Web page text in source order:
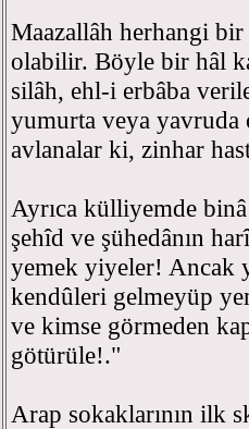
Maazallâh herhangi bir
olabilir. Böyle bir hâl
silâh, ehl-i erbâba
yumurta veya yavruda
avlanalar ki, zinhar
Ayrıca külliyemde
şehîd ve şühedânın
yemek yiyeler! Ancak
kendûleri gelmeyüp
ve kimse görmeden
götürüle!."
Arap sokaklarının ilk